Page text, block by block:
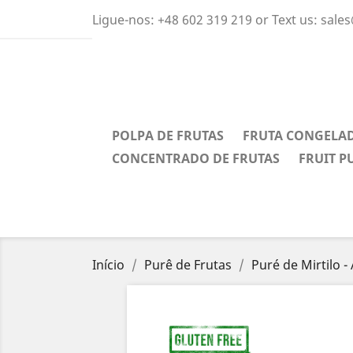
Ligue-nos: +48 602 319 219 or Text us:
POLPA DE FRUTAS
FRUTA
CONCENTRADO DE FRUTAS
FRUIT
Início Purê de Frutas Puré de Mirtilo -